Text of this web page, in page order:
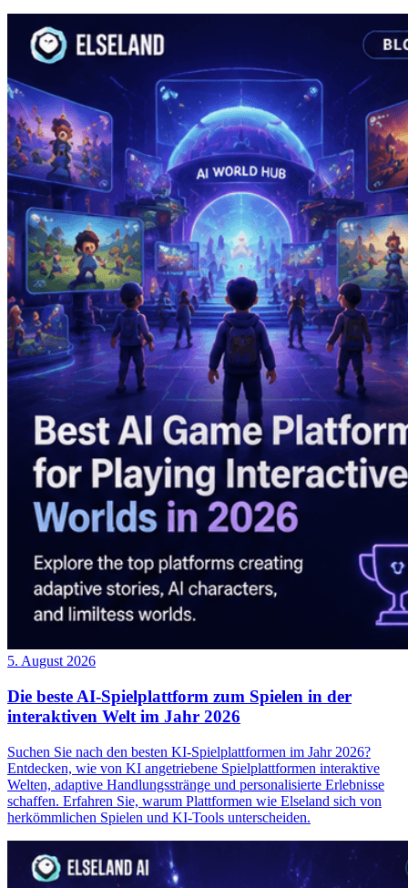
5. August 2026
Die beste AI-Spielplattform zum Spielen in der
interaktiven Welt im Jahr 2026
Suchen Sie nach den besten KI-Spielplattformen im Jahr 2026?
Entdecken, wie von KI angetriebene Spielplattformen interaktive
Welten, adaptive Handlungsstränge und personalisierte Erlebnisse
schaffen. Erfahren Sie, warum Plattformen wie Elseland sich von
herkömmlichen Spielen und KI-Tools unterscheiden.